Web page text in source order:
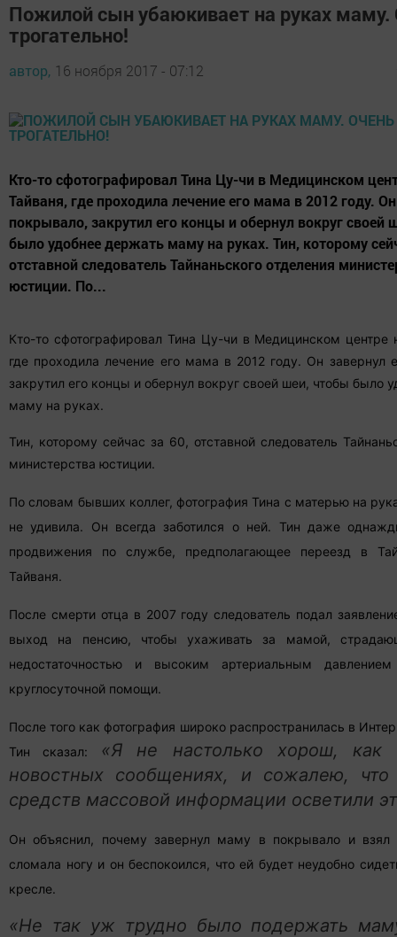
Пожилой сын убаюкивает на руках маму.
трогательно!
автор, 16 ноября 2017 - 07:12
Кто-то сфотографировал Тина Цу-чи в Медицинском
Тайваня, где проходила лечение его мама в 2012 году.
покрывало, закрутил его концы и обернул вокруг своей
было удобнее держать маму на руках. Тин, которому
отставной следователь Тайнаньского отделения
юстиции. По...
Кто-то сфотографировал Тина Цу-чи в Медицинском центре
где проходила лечение его мама в 2012 году. Он завернул
закрутил его концы и обернул вокруг своей шеи, чтобы было
маму на руках.
Тин, которому сейчас за 60, отставной следователь
министерства юстиции.
По словам бывших коллег, фотография Тина с матерью на
не удивила. Он всегда заботился о ней. Тин даже
продвижения по службе, предполагающее переезд в
Тайваня.
После смерти отца в 2007 году следователь подал
выход на пенсию, чтобы ухаживать за мамой,
недостаточностью и высоким артериальным
круглосуточной помощи.
После того как фотография широко распространилась в
Тин сказал: «Я не настолько хорош, как
новостных сообщениях, и сожалею, что
средств массовой информации осветили
Он объяснил, почему завернул маму в покрывало и
сломала ногу и он беспокоился, что ей будет неудобно
кресле.
«Не так уж трудно было подержать